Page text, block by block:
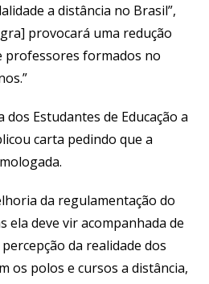
a distância no Brasil”,
provocará uma redução
professores formados no
dos Estudantes de Educação a
carta pedindo que a
da regulamentação do
ela deve vir acompanhada de
da realidade dos
os polos e cursos a distância,